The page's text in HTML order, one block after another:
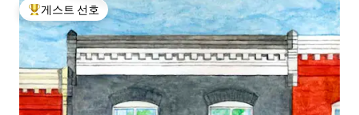
상위 게스트 선호
게스트 선호